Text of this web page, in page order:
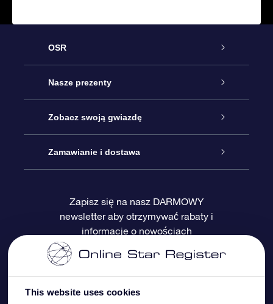
This website uses cookies
OSR
Obsługa
Kontakt
Blog
Recenzje
Nasze prezenty
Podarunek Gwiazda Online
Pakiet Podarunkowy OSR
Karta podarunkowa OSR
Prezenty firmowe
Zobacz swoją gwiazdę
Rejestr Gwiazd
Sprsonalizowana Strona Gwiazdy
One Million Stars
Gwieździsty Wygaszacz Ekranu OSR
Zamawianie i dostawa
Metody płatności
Dostawa
Polityka zwrotów
Zapisz się na nasz DARMOWY
newsletter aby otrzymywać rabaty i
informacje o nowościach